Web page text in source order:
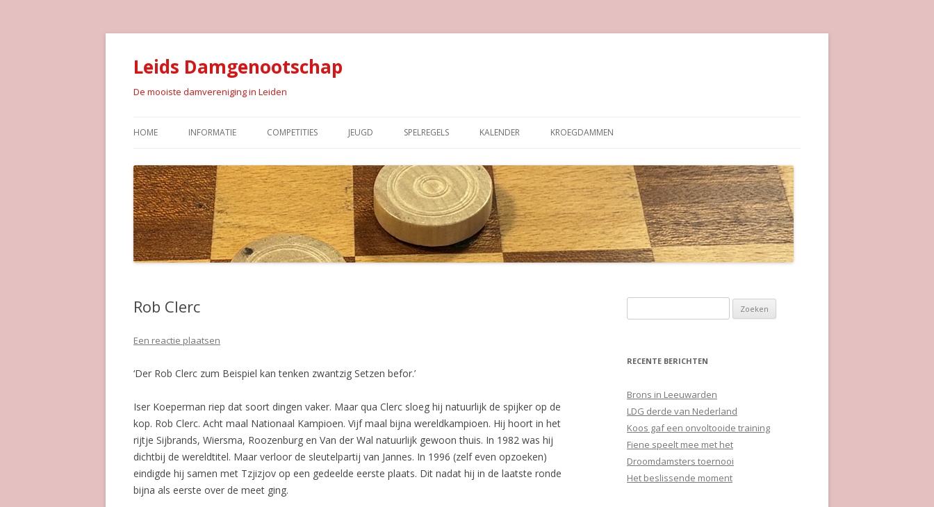
Leids Damgenootschap
De mooiste damvereniging in Leiden
HOME INFORMATIE COMPETITIES JEUGD SPELREGELS KALENDER KROEGDAMMEN
Rob Clerc
Een reactie plaatsen
‘Der Rob Clerc zum Beispiel kan tenken zwantzig Setzen befor.’
Iser Koeperman riep dat soort dingen vaker. Maar qua Clerc sloeg hij natuurlijk de spijker op de
kop. Rob Clerc. Acht maal Nationaal Kampioen. Vijf maal bijna wereldkampioen. Hij hoort in het
rijtje Sijbrands, Wiersma, Roozenburg en Van der Wal natuurlijk gewoon thuis. In 1982 was hij
dichtbij de wereldtitel. Maar verloor de sleutelpartij van Jannes. In 1996 (zelf even opzoeken)
eindigde hij samen met Tzjizjov op een gedeelde eerste plaats. Dit nadat hij in de laatste ronde
bijna als eerste over de meet ging.
naar:
RECENTE BERICHTEN
Brons in Leeuwarden
LDG derde van Nederland
Koos gaf een onvoltooide training
Fiene speelt mee met het
Droomdamsters toernooi
Het beslissende moment